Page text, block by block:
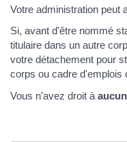
Votre administration peut
Si, avant d'être nommé
titulaire dans un autre
votre détachement pour
corps ou cadre d'emplois
Vous n'avez droit à